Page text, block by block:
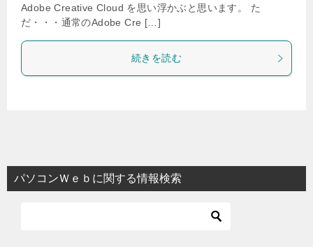
Adobe Creative Cloud を思い浮かぶと思います。 た
だ・・・通常のAdobe Cre […]
続きを読む
パソコンＷｅｂに関する情報検索